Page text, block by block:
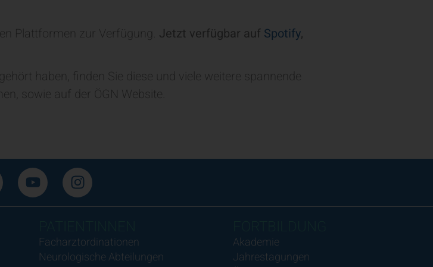
Plattformen zur Verfügung. Jetzt verfügbar auf Spotify,
haben, finden Sie diese und viele weitere spannende
sowie auf der ÖGN Website.
Facharztordinationen
Neurologische Abteilungen
Akademie
Jahrestagungen